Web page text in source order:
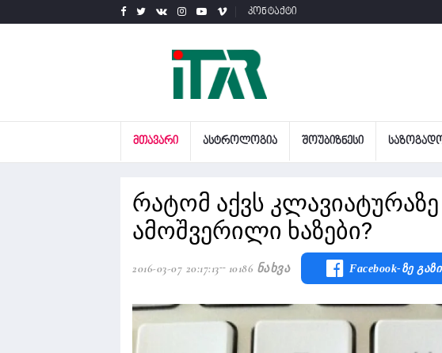
კონტაქტი
ᲛᲗᲐᲕᲐᲠᲘ ᲐᲡᲢᲠᲝᲚᲝᲒᲘᲐ ᲨᲝᲣᲑᲘᲖᲜᲔᲡᲘ
რატომ აქვს
ამოშვერილი ხაზები?
2016-03-07 20:17:13 10186 Ნახვა Facebook-Ზე